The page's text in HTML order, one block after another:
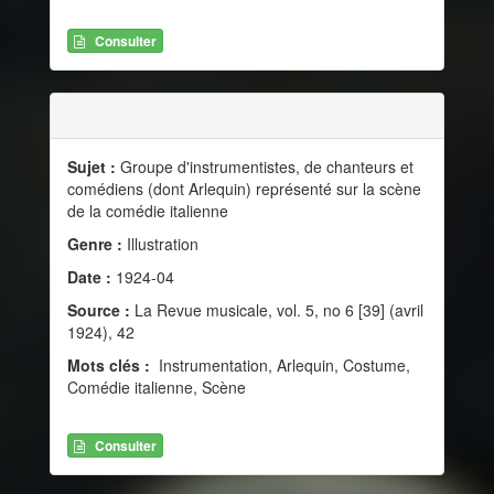
Consulter
Sujet : Groupe d'instrumentistes, de chanteurs et
comédiens (dont Arlequin) représenté sur la scène
de la comédie italienne
Genre : Illustration
Date : 1924-04
Source : La Revue musicale, vol. 5, no 6 [39] (avril
1924), 42
Mots clés : Instrumentation, Arlequin, Costume,
Comédie italienne, Scène
Consulter